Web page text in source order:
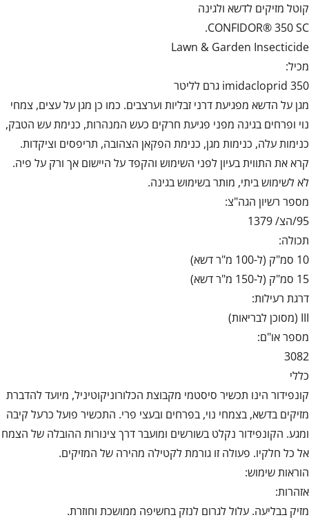
קוטל מזיקים לדשא ולגינה
CONFIDOR® 350 SC.
Lawn & Garden Insecticide
מכיל:
imidacloprid 350 גרם לליטר
מגן על הדשא מפגיעת דרני זבליות וערצבים. כמו כן מגן על עצים, צמחי
נוי ופרחים בגינה מפני פגיעת חרקים כעש המנהרות, כנימת עש הטבק,
כנימות עלה, כנימות מגן, כנימת הפקאן הצהובה, תריפסים וציקדות.
קרא את התווית בעיון לפני השימוש והקפד על היישום אך ורק על פיה.
לא לשימוש ביתי, מותר בשימוש בגינה.
מספר רשיון הגה"צ:
95/הצ/ 1379
תכולה:
10 סמ"ק (ל-100 מ"ר דשא)
15 סמ"ק (ל-150 מ"ר דשא)
דרגת רעילות:
III (מסוכן לבריאות)
מספר או"ם:
3082
כללי
קונפידור הינו תכשיר סיסטמי מקבוצת הכלורוניקוטיניל, מיועד להדברת
מזיקים בדשא, בצמחי נוי, בפרחים ובעצי פרי. התכשיר פועל כרעל קיבה
ומגע. הקונפידור נקלט בשורשים ומועבר דרך צינורות ההובלה של הצמח
אל כל חלקיו. פעולה זו גורמת לקטילה מהירה של המזיקים.
הוראות שימוש:
אזהרות:
מזיק בבליעה. עלול לגרום לנזק בחשיפה ממושכת וחוזרת.